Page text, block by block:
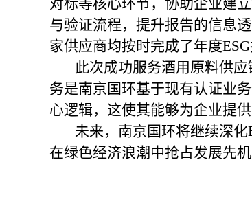
对标等核心环节，协助企业建
与验证流程，提升报告的信息
家供应商均按时完成了年度
此次成功服务酒用原料供
务是南京国环基于现有认证业
心逻辑，这使其能够为企业提
未来，南京国环将继续深化
在绿色经济浪潮中抢占发展先机